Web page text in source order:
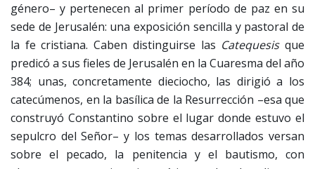
género– y pertenecen al primer período de paz en su
sede de Jerusalén: una exposición sencilla y pastoral de
la fe cristiana. Caben distinguirse las Catequesisque
predicó a sus fieles de Jerusalén en la Cuaresma del año
384; unas, concretamente dieciocho, las dirigió a los
catecúmenos, en la basílica de la Resurrección –esa que
construyó Constantino sobre el lugar donde estuvo el
sepulcro del Señor– y los temas desarrollados versan
sobre el pecado, la penitencia y el bautismo, con